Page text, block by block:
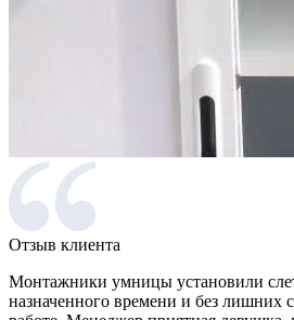
Отзыв клиента
Монтажники умницы установили
назначенного времени и без лишних